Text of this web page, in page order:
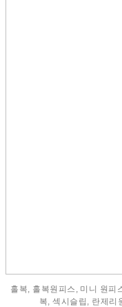
홀복, 홀복원피스, 미니 원피
복, 섹시슬립, 란제리